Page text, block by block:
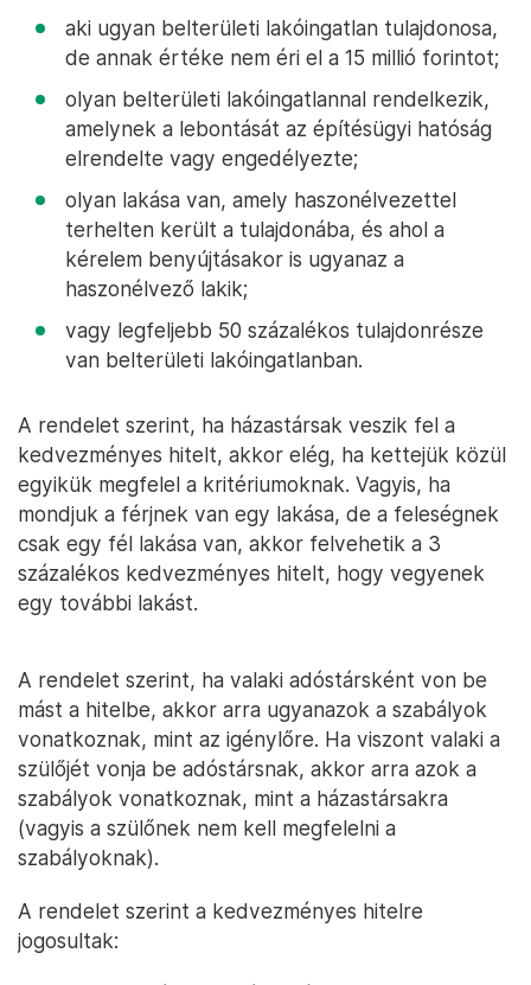
aki ugyan belterületi lakóingatlan tulajdonosa,
de annak értéke nem éri el a 15 millió forintot;
olyan belterületi lakóingatlannal rendelkezik,
amelynek a lebontását az építésügyi hatóság
elrendelte vagy engedélyezte;
olyan lakása van, amely haszonélvezettel
terhelten került a tulajdonába, és ahol a
kérelem benyújtásakor is ugyanaz a
haszonélvező lakik;
vagy legfeljebb 50 százalékos tulajdonrésze
van belterületi lakóingatlanban.
A rendelet szerint, ha házastársak veszik fel a
kedvezményes hitelt, akkor elég, ha kettejük közül
egyikük megfelel a kritériumoknak. Vagyis, ha
mondjuk a férjnek van egy lakása, de a feleségnek
csak egy fél lakása van, akkor felvehetik a 3
százalékos kedvezményes hitelt, hogy vegyenek
egy további lakást.
A rendelet szerint, ha valaki adóstársként von be
mást a hitelbe, akkor arra ugyanazok a szabályok
vonatkoznak, mint az igénylőre. Ha viszont valaki a
szülőjét vonja be adóstársnak, akkor arra azok a
szabályok vonatkoznak, mint a házastársakra
(vagyis a szülőnek nem kell megfelelni a
szabályoknak).
A rendelet szerint a kedvezményes hitelre
jogosultak: